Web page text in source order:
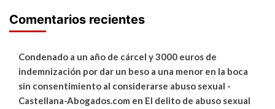
Comentarios recientes
Condenado a un año de cárcel y 3000 euros de
indemnización por dar un beso a una menor en la boca
sin consentimiento al considerarse abuso sexual -
Castellana-Abogados.com en El delito de abuso sexual